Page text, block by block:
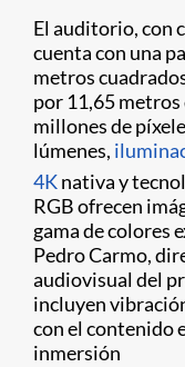
El auditorio, con
cuenta con una
metros
por 11,65
millones de
lúmenes,
4Knativa y
RGB ofrecen
gama de colores
Pedro Carmo,
audiovisual del
incluyen
con el contenido
inmersión